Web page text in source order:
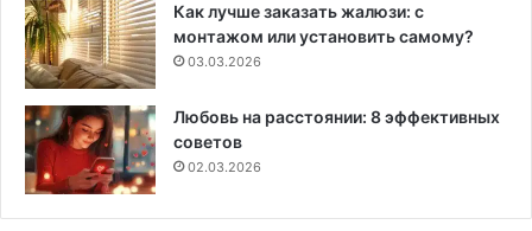
Как лучше заказать жалюзи: с
монтажом или установить самому?
03.03.2026
Любовь на расстоянии: 8 эффективных
советов
02.03.2026